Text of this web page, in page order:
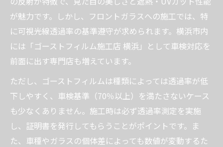
が魅力です。しかし、フロントガラスへの施工では、特
に可視光線透過率の基準遵守が求められます。横浜市内
には「ゴーストフィルム施工店 横浜」として車検対応を
前面に出す専門店も増えています。
ただし、ゴーストフィルムは種類によっては透過率が低
下しやすく、車検基準（70％以上）を満たさないケース
も少なくありません。施工時は必ず透過率測定を実施
し、証明書を発行してもらうことがポイントです。ま
た、車種やガラスの個体差によっても数値が変動するた